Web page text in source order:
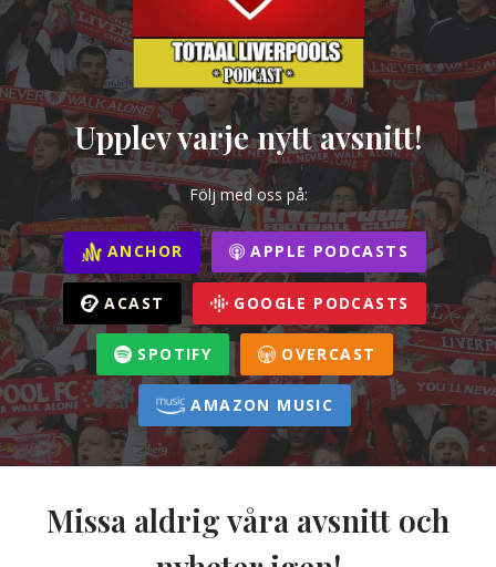
Upplev varje nytt avsnitt!
Följ med oss på:
ANCHOR APPLE PODCASTS
ACAST GOOGLE PODCASTS
SPOTIFY OVERCAST
AMAZON MUSIC
Missa aldrig våra avsnitt och